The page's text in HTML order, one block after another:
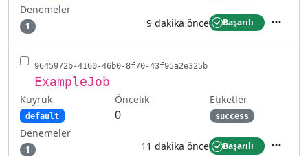
Denemeler
1 9 dakika önce Başarılı İşlemler
9645972b-4160-46b0-8f70-43f95a2e325b
ExampleJob
Kuyruk
default
Öncelik
0
Etiketler
success
Denemeler
1 11 dakika önce Başarılı